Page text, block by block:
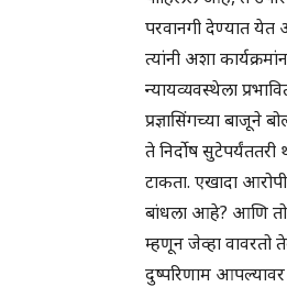
परवानगी देण्यात येत
त्यांनी अशा
न्यायव्यवस्थेला
प्रज्ञासिंगच्या
ते निर्दोष
टाकता. एखादा
बांधला आहे? आणि तो
म्हणून जेव्हा वावरतो
दुष्परिणाम